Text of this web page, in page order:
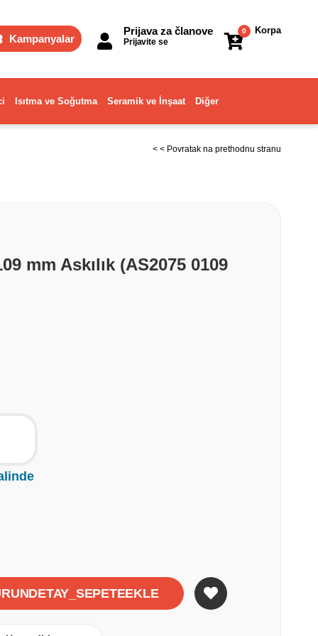
Kampanyalar
Korpa
0
Prijava za članove
Prijavite se
Isıtma ve Soğutma Seramik ve İnşaat Diğer
< < Povratak na prethodnu stranu
mm Askılık (AS2075 0109